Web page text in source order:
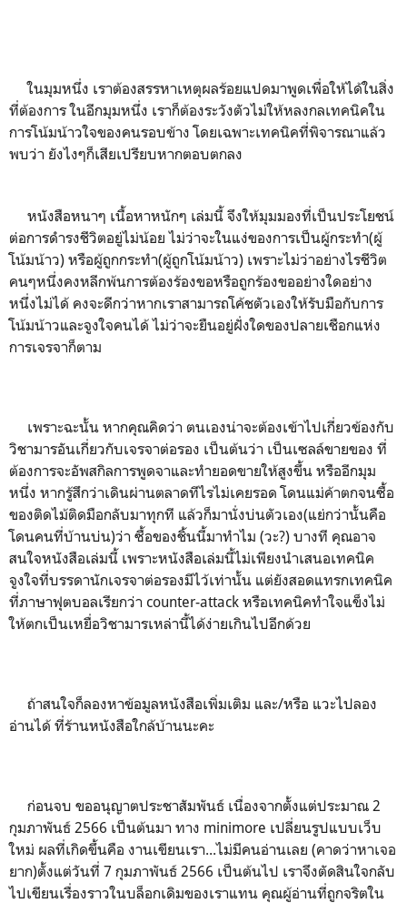
ในมุมหนึ่ง เราต้องสรรหาเหตุผลร้อยแปดมาพูดเพื่อให้ได้ในสิ่ง
ที่ต้องการ ในอีกมุมหนึ่ง เราก็ต้องระวังตัวไม่ให้หลงกลเทคนิคใน
การโน้มน้าวใจของคนรอบข้าง โดยเฉพาะเทคนิคที่พิจารณาแล้ว
พบว่า ยังไงๆก็เสียเปรียบหากตอบตกลง
หนังสือหนาๆ เนื้อหาหนักๆ เล่มนี้ จึงให้มุมมองที่เป็นประโยชน์
ต่อการดำรงชีวิตอยู่ไม่น้อย ไม่ว่าจะในแง่ของการเป็นผู้กระทำ(ผู้
โน้มน้าว) หรือผู้ถูกกระทำ(ผู้ถูกโน้มน้าว) เพราะไม่ว่าอย่างไรชีวิต
คนๆหนึ่งคงหลีกพ้นการต้องร้องขอหรือถูกร้องขออย่างใดอย่าง
หนึ่งไม่ได้ คงจะดีกว่าหากเราสามารถโค้ชตัวเองให้รับมือกับการ
โน้มน้าวและจูงใจคนได้ ไม่ว่าจะยืนอยู่ฝั่งใดของปลายเชือกแห่ง
การเจรจาก็ตาม
เพราะฉะนั้น หากคุณคิดว่า ตนเองน่าจะต้องเข้าไปเกี่ยวข้องกับ
วิชามารอันเกี่ยวกับเจรจาต่อรอง เป็นต้นว่า เป็นเซลล์ขายของ ที่
ต้องการจะอัพสกิลการพูดจาและทำยอดขายให้สูงขึ้น หรืออีกมุม
หนึ่ง หากรู้สึกว่าเดินผ่านตลาดทีไรไม่เคยรอด โดนแม่ค้าตกจนซื้อ
ของติดไม้ติดมือกลับมาทุกที แล้วก็มานั่งบ่นตัวเอง(แย่กว่านั้นคือ
โดนคนที่บ้านบ่น)ว่า ซื้อของชิ้นนี้มาทำไม (วะ?) บางที คุณอาจ
สนใจหนังสือเล่มนี้ เพราะหนังสือเล่มนี้ไม่เพียงนำเสนอเทคนิค
จูงใจที่บรรดานักเจรจาต่อรองมีไว้เท่านั้น แต่ยังสอดแทรกเทคนิค
ที่ภาษาฟุตบอลเรียกว่า counter-attack หรือเทคนิคทำใจแข็งไม่
ให้ตกเป็นเหยื่อวิชามารเหล่านี้ได้ง่ายเกินไปอีกด้วย
ถ้าสนใจก็ลองหาข้อมูลหนังสือเพิ่มเติม และ/หรือ แวะไปลอง
อ่านได้ ที่ร้านหนังสือใกล้บ้านนะคะ
ก่อนจบ ขออนุญาตประชาสัมพันธ์ เนื่องจากตั้งแต่ประมาณ 2
กุมภาพันธ์ 2566 เป็นต้นมา ทาง minimore เปลี่ยนรูปแบบเว็บ
ใหม่ ผลที่เกิดขึ้นคือ งานเขียนเรา...ไม่มีคนอ่านเลย (คาดว่าหาเจอ
ยาก)ตั้งแต่วันที่ 7 กุมภาพันธ์ 2566 เป็นต้นไป เราจึงตัดสินใจกลับ
ไปเขียนเรื่องราวในบล็อกเดิมของเราแทน คุณผู้อ่านที่ถูกจริตใน